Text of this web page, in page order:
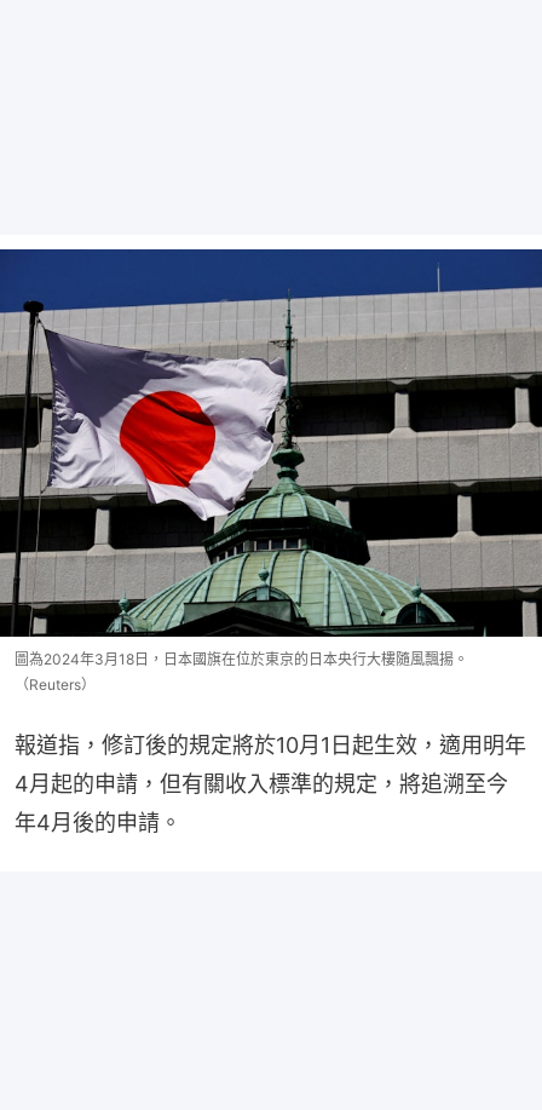
圖為2024年3月18日，日本國旗在位於東京的日本央行大樓隨風飄揚。
（Reuters）
報道指，修訂後的規定將於10月1日起生效，適用明年
4月起的申請，但有關收入標準的規定，將追溯至今
年4月後的申請。